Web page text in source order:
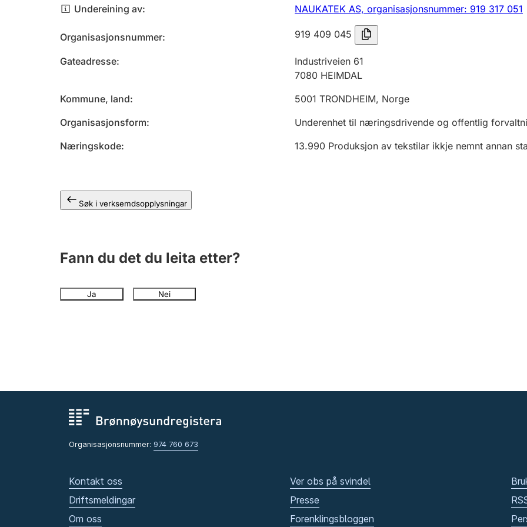
Undereining av NAUKATEK AS, organisasjonsnummer: 919 317 051
Organisasjonsnummer 919 409 045
Gateadresse
Industriveien 61
7080 HEIMDAL
Kommune, land
5001 TRONDHEIM, Norge
Organisasjonsform
Underenhet til næringsdrivende og offentlig
Næringskode
13.990 Produksjon av tekstilar ikkje nemnt annan
Søk i verksemdsopplysningar
Fann du det du leita etter?
Ja Nei
Organisasjonsnummer: 974 760 673
Kontakt oss
Driftsmeldingar
Om oss
Ver obs på svindel
Presse
Forenklingsbloggen